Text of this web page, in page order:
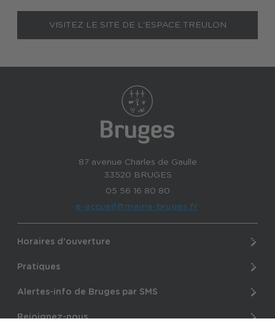
VISITEZ LE SITE DE L'ESPACE TREULON
87 avenue Charles de Gaulle
33520 BRUGES
05 56 16 80 80
e-accueil@mairie-bruges.fr
Horaires d'ouverture
Pratiques
Alertes-info de Bruges par SMS
Rejoignez-nous